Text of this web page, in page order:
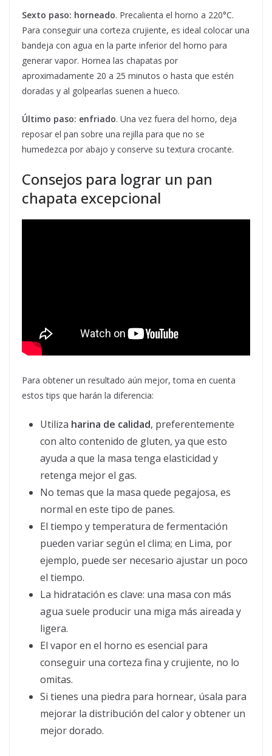
Sexto paso: horneado. Precalienta el horno a 220°C.
Para conseguir una corteza crujiente, es ideal colocar una
bandeja con agua en la parte inferior del horno para
generar vapor. Hornea las chapatas por
aproximadamente 20 a 25 minutos o hasta que estén
doradas y al golpearlas suenen a hueco.
Último paso: enfriado. Una vez fuera del horno, deja
reposar el pan sobre una rejilla para que no se
humedezca por abajo y conserve su textura crocante.
Consejos para lograr un pan
chapata excepcional
Para obtener un resultado aún mejor, toma en cuenta
estos tips que harán la diferencia:
Utiliza harina de calidad, preferentemente
con alto contenido de gluten, ya que esto
ayuda a que la masa tenga elasticidad y
retenga mejor el gas.
No temas que la masa quede pegajosa, es
normal en este tipo de panes.
El tiempo y temperatura de fermentación
pueden variar según el clima; en Lima, por
ejemplo, puede ser necesario ajustar un poco
el tiempo.
La hidratación es clave: una masa con más
agua suele producir una miga más aireada y
ligera.
El vapor en el horno es esencial para
conseguir una corteza fina y crujiente, no lo
omitas.
Si tienes una piedra para hornear, úsala para
mejorar la distribución del calor y obtener un
mejor dorado.